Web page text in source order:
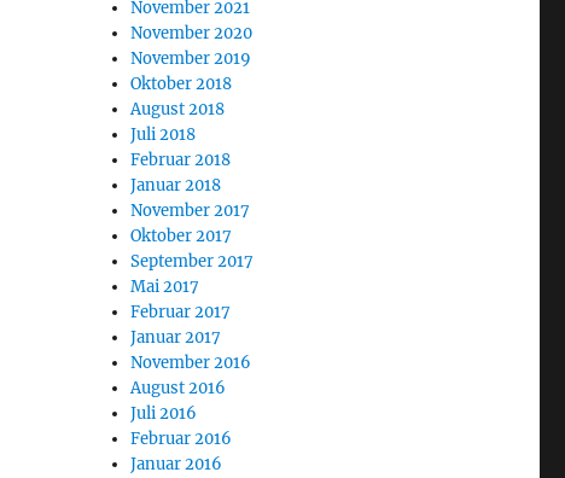
November 2021
November 2020
November 2019
Oktober 2018
August 2018
Juli 2018
Februar 2018
Januar 2018
November 2017
Oktober 2017
September 2017
Mai 2017
Februar 2017
Januar 2017
November 2016
August 2016
Juli 2016
Februar 2016
Januar 2016